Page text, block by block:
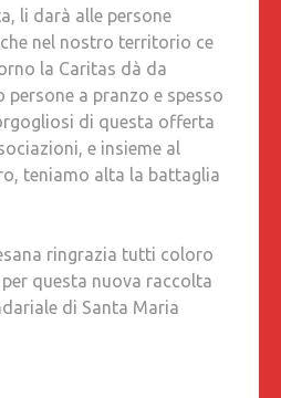
li darà alle persone
nel nostro territorio ce
la Caritas dà da
persone a pranzo e spesso
di questa offerta
e insieme al
teniamo alta la battaglia
ringrazia tutti coloro
questa nuova raccolta
di Santa Maria